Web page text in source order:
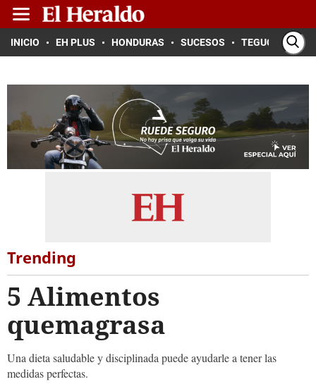
INICIO EH PLUS HONDURAS SUCESOS TEGUCIGALPA
Trending
5 Alimentos
quemagrasa
Una dieta saludable y disciplinada puede ayudarle a tener las
medidas perfectas.